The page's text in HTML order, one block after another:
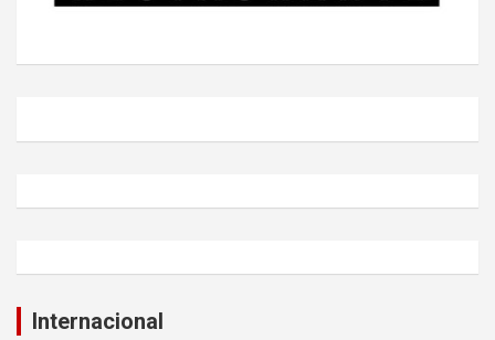
Internacional